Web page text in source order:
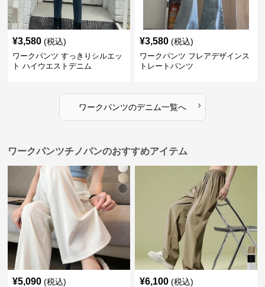
¥3,580 (税込)
ワークパンツ すっきりシルエッ
ト ハイウエストデニム
¥3,580 (税込)
ワークパンツ フレアデザインス
トレートパンツ
ワークパンツのデニム一覧へ ›
ワークパンツチノパンのおすすめアイテム
¥5,090 (税込) ¥6,100 (税込)